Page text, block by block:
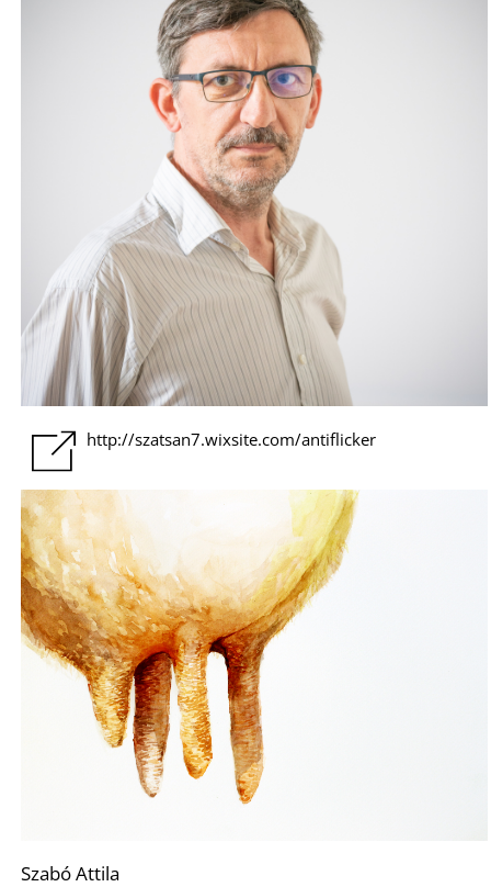
http://szatsan7.wixsite.com/antiflicker
Szabó Attila